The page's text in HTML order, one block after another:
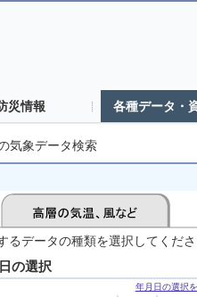
災情報 各種データ・
気象データ検索
るデータの種類を選択してくだ
の選択
年月日の選択